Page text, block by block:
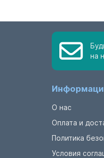
на
О нас
Оплата и
Политика
Условия